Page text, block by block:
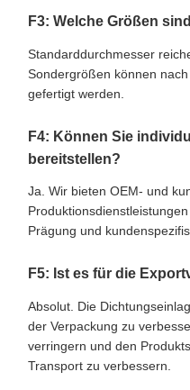
F3: Welche Größen
Standarddurchmesser
Sondergrößen können
gefertigt werden.
F4: Können Sie
bereitstellen?
Ja. Wir bieten OEM- und
Prägung und
F5: Ist es für die
Absolut. Die
der Verpackung zu
verringern und den
Transport zu verbessern.